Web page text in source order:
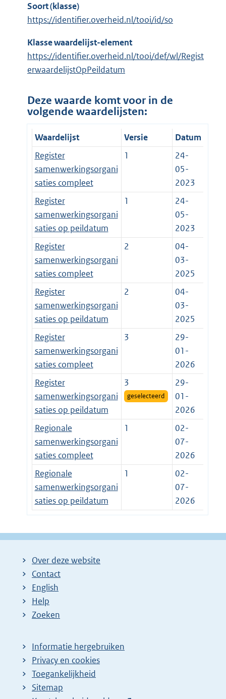
Soort (klasse)
https://identifier.overheid.nl/tooi/id/so
Klasse waardelijst-element
https://identifier.overheid.nl/tooi/def/wl/Regist
erwaardelijstOpPeildatum
Deze waarde komt voor in de
volgende waardelijsten:
Waardelijst Versie
Datum
Register
samenwerkingsorgani
saties compleet
1
24-
05-
2023
Register
samenwerkingsorgani
saties op peildatum
1
24-
05-
2023
Register
samenwerkingsorgani
saties compleet
2
04-
03-
2025
Register
samenwerkingsorgani
saties op peildatum
2
04-
03-
2025
Register
samenwerkingsorgani
saties compleet
3
29-
01-
2026
Register
samenwerkingsorgani
saties op peildatum
3
geselecteerd
29-
01-
2026
Regionale
samenwerkingsorgani
saties compleet
1
02-
07-
2026
Regionale
samenwerkingsorgani
saties op peildatum
1
02-
07-
2026
Over deze website
Contact
English
Help
Zoeken
Informatie hergebruiken
Privacy en cookies
Toegankelijkheid
Sitemap